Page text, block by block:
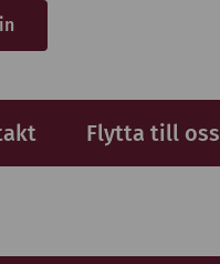
Flytta till oss